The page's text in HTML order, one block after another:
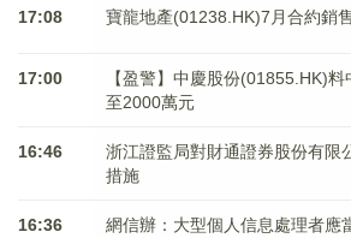
17:08 寶龍地產(01238.HK)7月合約銷
17:00
【盈警】中慶股份(01855.HK)
至2000萬元
16:46
浙江證監局對財通證券股份有限
措施
16:36
網信辦：大型個人信息處理者應